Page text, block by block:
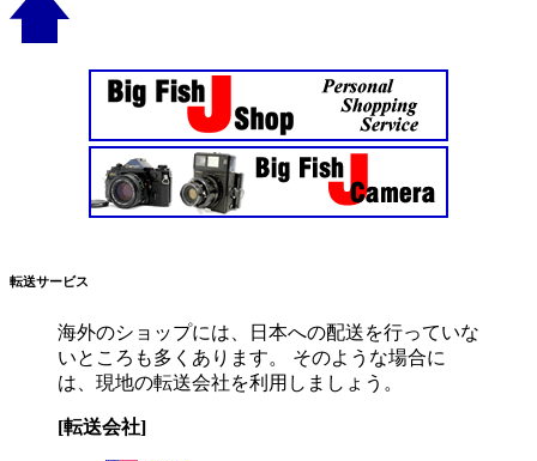
転送サービス
海外のショップには、日本への配送を行っていな
いところも多くあります。 そのような場合に
は、現地の転送会社を利用しましょう。
[転送会社]